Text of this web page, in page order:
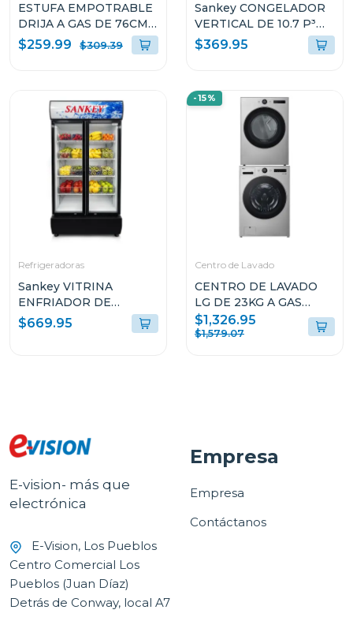
ESTUFA EMPOTRABLE
DRIJA A GAS DE 76CM
DE 5 QUEMADORES
VITROCERAMICA
$259.99 $309.39
Sankey CONGELADOR
VERTICAL DE 10.7 P³
RFC1301
$369.95
Refrigeradoras
Sankey VITRINA
ENFRIADOR DE
20CUFT RFD20N
$669.95
-15%
Centro de Lavado
CENTRO DE LAVADO
LG DE 23KG A GAS
COLOR GRIS
WM23VFXS6/DF74VFXS6B
$1,326.95
$1,579.07
E-vision- más que
electrónica
E-Vision, Los Pueblos
Centro Comercial Los
Pueblos (Juan Díaz)
Detrás de Conway, local A7
Empresa
Empresa
Contáctanos